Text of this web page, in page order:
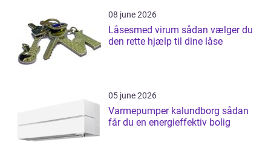
08 june 2026
Låsesmed virum sådan vælger du
den rette hjælp til dine låse
05 june 2026
Varmepumper kalundborg sådan
får du en energieffektiv bolig